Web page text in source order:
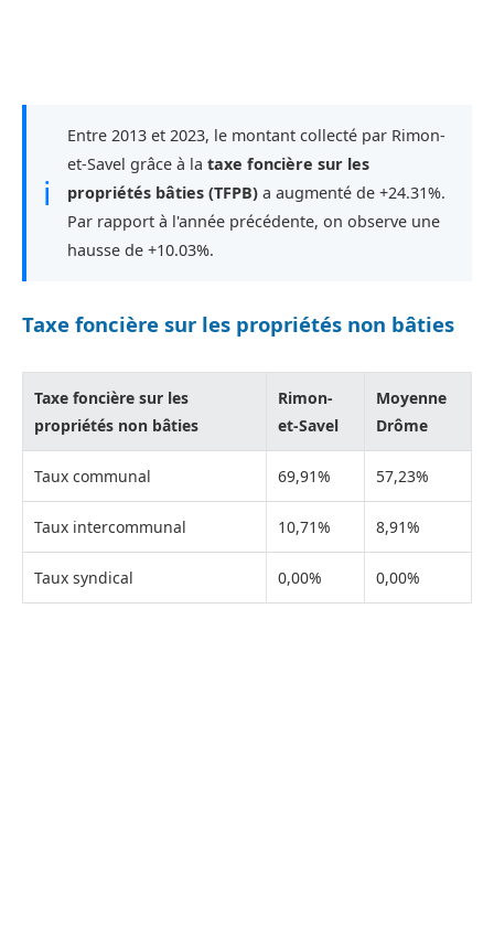
ℹ
Entre 2013 et 2023, le montant collecté par Rimon-
et-Savel grâce à la taxe foncière sur les
propriétés bâties (TFPB) a augmenté de +24.31%.
Par rapport à l'année précédente, on observe une
hausse de +10.03%.
Taxe foncière sur les propriétés non bâties
Taxe foncière sur les
propriétés non bâties
Rimon-
et-Savel
Moyenne
Drôme
Taux communal 69,91% 57,23%
Taux intercommunal 10,71% 8,91%
Taux syndical 0,00% 0,00%